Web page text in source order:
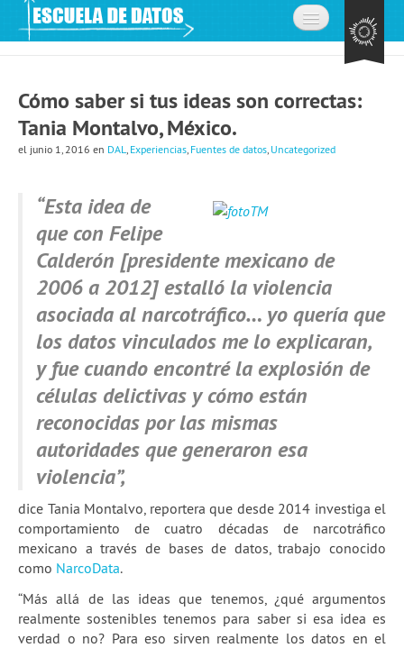
Acerca de
La comunidad
Contacto
Aprende
Expedición de datos
Cursos
Explorando datos: la misión
Únete a la comunidad
2a temporada de webinars
Skillshares de Escuela
Blog
Experiencias
School of Data
Cómo saber si tus ideas son correctas:
Tania Montalvo, México.
el junio 1, 2016 en DAL, Experiencias, Fuentes de datos, Uncategorized
“Esta idea de
que con Felipe
Calderón [presidente mexicano de
2006 a 2012] estalló la violencia
asociada al narcotráfico… yo quería que
los datos vinculados me lo explicaran,
y fue cuando encontré la explosión de
células delictivas y cómo están
reconocidas por las mismas
autoridades que generaron esa
violencia”,
dice Tania Montalvo, reportera que desde 2014 investiga el
comportamiento de cuatro décadas de narcotráfico
mexicano a través de bases de datos, trabajo conocido
como NarcoData.
“Más allá de las ideas que tenemos, ¿qué argumentos
realmente sostenibles tenemos para saber si esa idea es
verdad o no? Para eso sirven realmente los datos en el